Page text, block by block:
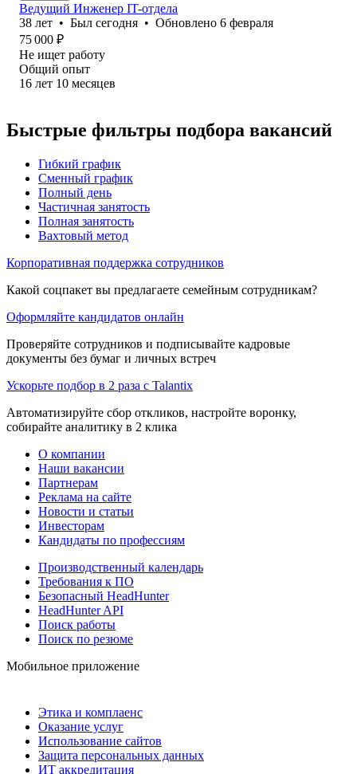
Ведущий Инженер IT-отдела
38 лет • Был сегодня • Обновлено 6 февраля
75 000 ₽
Не ищет работу
Общий опыт
16 лет 10 месяцев
Быстрые фильтры подбора вакансий
Гибкий график
Сменный график
Полный день
Частичная занятость
Полная занятость
Вахтовый метод
Корпоративная поддержка сотрудников
Какой соцпакет вы предлагаете семейным сотрудникам?
Оформляйте кандидатов онлайн
Проверяйте сотрудников и подписывайте кадровые
документы без бумаг и личных встреч
Ускорьте подбор в 2 раза с Talantix
Автоматизируйте сбор откликов, настройте воронку,
собирайте аналитику в 2 клика
О компании
Наши вакансии
Партнерам
Реклама на сайте
Новости и статьи
Инвесторам
Кандидаты по профессиям
Производственный календарь
Требования к ПО
Безопасный HeadHunter
HeadHunter API
Поиск работы
Поиск по резюме
Мобильное приложение
Этика и комплаенс
Оказание услуг
Использование сайтов
Защита персональных данных
ИТ аккредитация